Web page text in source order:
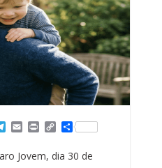
T
e
e
E
m
i
P
n
C
o
p
y
S
h
a
r
Jovem, dia 30 de